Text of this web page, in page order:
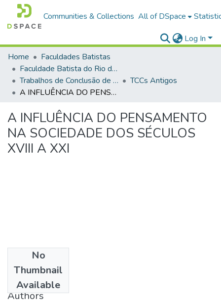
Communities & Collections All of DSpace
Log In
Home
Faculdades Batistas
Faculdade Batista do Rio de Janeiro (FABAT-RJ)
Trabalhos de Conclusão de Curso (TCC)
TCCs Antigos
A INFLUÊNCIA DO PENSAMENTO NA SOCIEDADE DOS SÉCULOS XVIII A XXI
A INFLUÊNCIA DO PENSAMENTO
NA SOCIEDADE DOS SÉCULOS
XVIII A XXI
No
Thumbnail
Available
2000
Authors